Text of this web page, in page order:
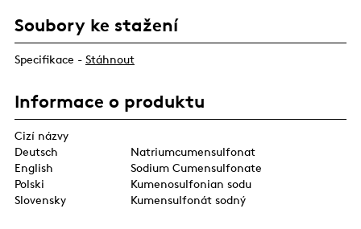
Soubory ke stažení
Specifikace - Stáhnout
Informace o produktu
Cizí názvy
Deutsch
Natriumcumensulfonat
English
Sodium Cumensulfonate
Polski
Kumenosulfonian sodu
Slovensky
Kumensulfonát sodný